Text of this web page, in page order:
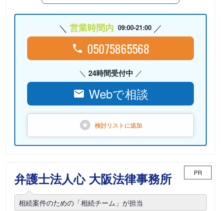
営業時間内 09:00-21:00
05075865568
24時間受付中
Webで相談
検討リストに追加
弁護士法人心 大阪法律事務所 PR
相続案件のための「相続チーム」が担当